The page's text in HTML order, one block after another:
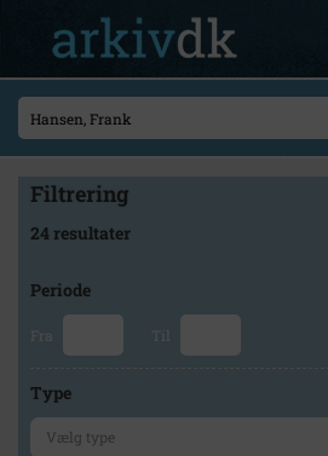
Filtrering
24 resultater
Periode
Fra Til
Type